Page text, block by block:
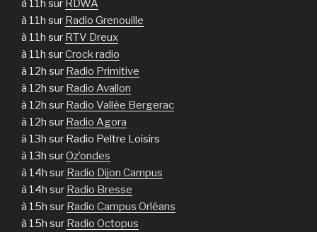
à 11h sur RDWA
à 11h sur Radio Grenouille
à 11h sur RTV Dreux
à 11h surCrock radio
à 12h sur Radio Primitive
à 12h sur Radio Avallon
à 12h sur Radio Vallée Bergerac
à 12h sur Radio Agora
à 13h sur Radio Peltre Loisirs
à 13h surOz’ondes
à 14h sur Radio Dijon Campus
à 14h sur Radio Bresse
à 15h sur Radio Campus Orléans
à 15h sur Radio Octopus